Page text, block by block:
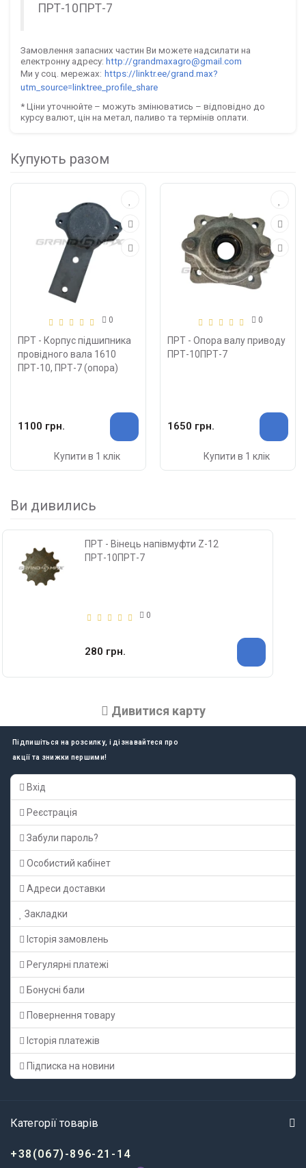
ПРТ-10ПРТ-7
Замовлення запасних частин Ви можете надсилати на
електронну адресу: http://grandmaxagro@gmail.com
Ми у соц. мережах: https://linktr.ee/grand.max?
utm_source=linktree_profile_share
* Ціни уточнюйте – можуть змінюватись – відповідно до
курсу валют, цін на метал, паливо та термінів оплати.
Купують разом
0
ПРТ - Корпус підшипника
провідного вала 1610
ПРТ-10, ПРТ-7 (опора)
1100 грн.
Купити в 1 клік
0
ПРТ - Опора валу приводу
ПРТ-10ПРТ-7
1650 грн.
Купити в 1 клік
Ви дивились
ПРТ - Вінець напівмуфти Z-12
ПРТ-10ПРТ-7
0
280 грн.
Дивитися карту
Підпишіться на розсилку, і дізнавайтеся про
акції та знижки першими!
Вхід
Реєстрація
Забули пароль?
Особистий кабінет
Адреси доставки
Закладки
Історія замовлень
Регулярні платежі
Бонусні бали
Повернення товару
Історія платежів
Підписка на новини
Категорії товарів
+38(067)-896-21-14